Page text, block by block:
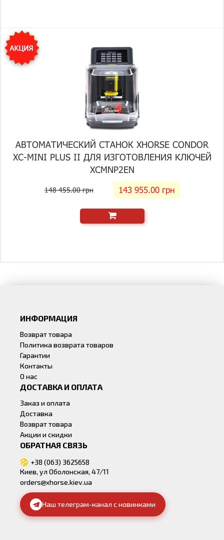
АВТОМАТИЧЕСКИЙ СТАНОК XHORSE CONDOR
XC-MINI PLUS II ДЛЯ ИЗГОТОВЛЕНИЯ КЛЮЧЕЙ
XCMNP2EN
148 455.00 грн 143 955.00 грн
ИНФОРМАЦИЯ
Возврат товара
Политика возврата товаров
Гарантии
Контакты
О нас
ДОСТАВКА И ОПЛАТА
Заказ и оплата
Доставка
Возврат товара
Акции и скидки
ОБРАТНАЯ СВЯЗЬ
+38 (063) 3625658
Киев, ул Оболонская, 47/11
orders@xhorse.kiev.ua
Наш телеграм-канал с новинками